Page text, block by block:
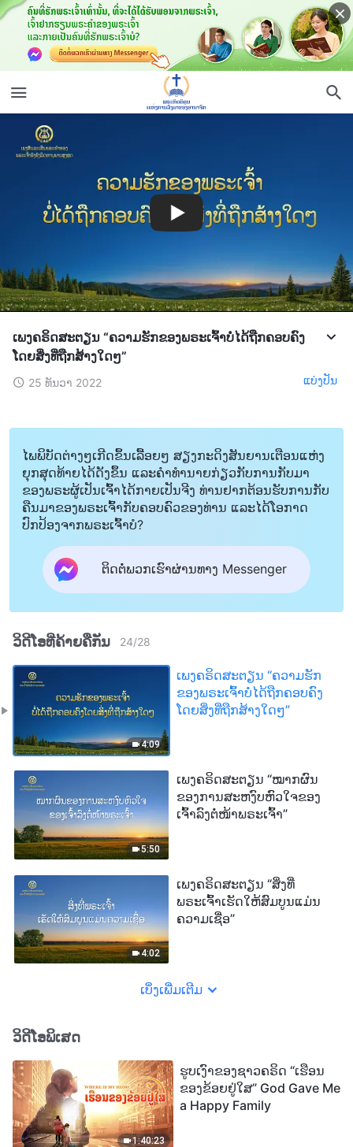
ເພງຄຣິດສະຕຽນ “ຄວາມຮັກຂອງພຣະເຈົ້າບໍ່ໄດ້ຖືກຄອບຄົງ
ໂດຍສິ່ງທີ່ຖືກສ້າງໃດໆ”
25 ທັນວາ 2022 ແບ່ງປັນ
ໄພພິບັດຕ່າງໆເກີດຂຶ້ນເລື້ອຍໆ ສຽງກະດິງສັນຍານເຕືອນແຫ່ງ
ຍຸກສຸດທ້າຍໄດ້ດັງຂຶ້ນ ແລະຄໍາທໍານາຍກ່ຽວກັບການກັບມາ
ຂອງພຣະຜູ້ເປັນເຈົ້າໄດ້ກາຍເປັນຈີງ ທ່ານຢາກຕ້ອນຮັບການກັບ
ຄືນມາຂອງພຣະເຈົ້າກັບຄອບຄົວຂອງທ່ານ ແລະໄດ້ໂອກາດ
ປົກປ້ອງຈາກພຣະເຈົ້າບໍ?
ຕິດຕໍ່ພວກເຮົາຜ່ານທາງ Messenger
ວິດີໂອທີ່ຄ້າຍຄືກັນ 24/28
4:09
ເພງຄຣິດສະຕຽນ “ຄວາມຮັກ
ຂອງພຣະເຈົ້າບໍ່ໄດ້ຖືກຄອບຄົງ
ໂດຍສິ່ງທີ່ຖືກສ້າງໃດໆ”
5:50
ເພງຄຣິດສະຕຽນ “ໝາກຜົນ
ຂອງການສະຫງົບຫົວໃຈຂອງ
ເຈົ້າລົງຕໍ່ໜ້າພຣະເຈົ້າ”
4:02
ເພງຄຣິດສະຕຽນ “ສິ່ງທີ່
ພຣະເຈົ້າເຮັດໃຫ້ສົມບູນແມ່ນ
ຄວາມເຊື່ອ”
ເບິ່ງເພີ່ມເຕີມ
ວິດີໂອພິເສດ
1:40:23
ຮູບເງົາຂອງຊາວຄຣິດ “ເຮືອນ
ຂອງຂ້ອຍຢູ່ໃສ” God Gave Me
a Happy Family